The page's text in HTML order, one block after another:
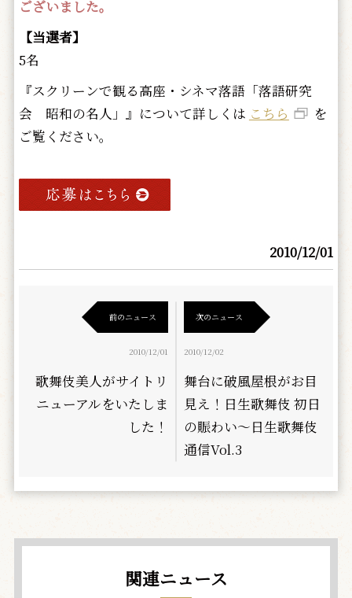
ございました。
【当選者】
5名
『スクリーンで観る高座・シネマ落語「落語研究
会 昭和の名人」』について詳しくは こちら
を
ご覧ください。
2010/12/01
前のニュース
2010/12/01
歌舞伎美人がサイトリ
ニューアルをいたしま
した！
次のニュース
2010/12/02
舞台に破風屋根がお目
見え！日生歌舞伎 初日
の賑わい～日生歌舞伎
通信Vol.3
関連ニュース